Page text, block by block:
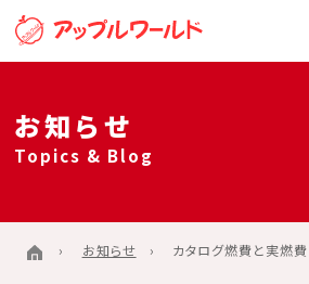
お知らせ
Topics & Blog
お知らせ カタログ燃費と実燃費